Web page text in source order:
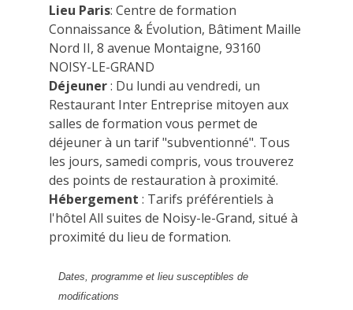
Lieu Paris: Centre de formation
Connaissance & Évolution, Bâtiment Maille
Nord II, 8 avenue Montaigne, 93160
NOISY-LE-GRAND
Déjeuner: Du lundi au vendredi, un
Restaurant Inter Entreprise mitoyen aux
salles de formation vous permet de
déjeuner à un tarif "subventionné". Tous
les jours, samedi compris, vous trouverez
des points de restauration à proximité.
Hébergement : Tarifs préférentiels à
l'hôtel All suites de Noisy-le-Grand, situé à
proximité du lieu de formation.
Dates, programme et lieu susceptibles de
modifications